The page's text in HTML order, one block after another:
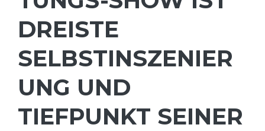
DREISTE
SELBSTINSZENIER
UNG UND
TIEFPUNKT SEINER